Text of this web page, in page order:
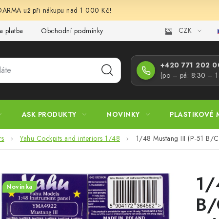
už při nákupu nad 1 000 Kč!
platba Obchodní podmínky Podmínky ochrany osobních
CZK
+420 771 202
(po – pá: 8:30 –
ASK PRODUKTY NOVINKY PLASTIKOVÉ
Yahu Cockpits and interiors 1/48 1/48 Mustang III (P-51 B/
1/
Novinka